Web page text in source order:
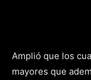
Amplió que los
mayores que